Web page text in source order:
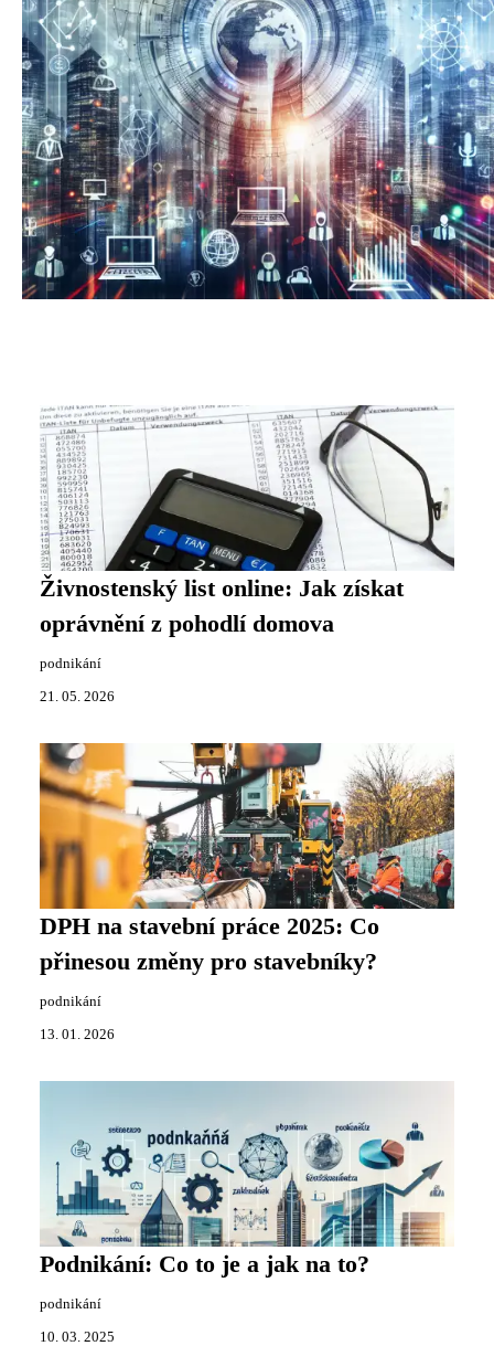
Živnostenský list online: Jak získat
oprávnění z pohodlí domova
podnikání
21. 05. 2026
DPH na stavební práce 2025: Co
přinesou změny pro stavebníky?
podnikání
13. 01. 2026
Podnikání: Co to je a jak na to?
podnikání
10. 03. 2025